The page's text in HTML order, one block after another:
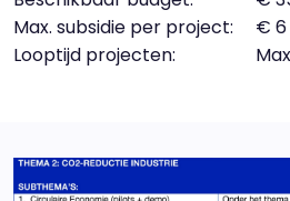
Max. subsidie per project: € 6
Looptijd projecten: